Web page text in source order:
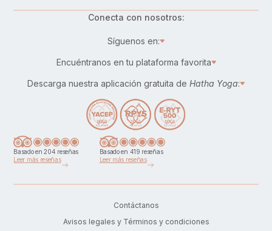
Conecta con nosotros:
Síguenos en:
Encuéntranos en tu plataforma favorita
Descarga nuestra aplicación gratuita de Hatha Yoga:
Basado en 204 reseñas
Leer más reseñas
Basado en 419 reseñas
Leer más reseñas
Contáctanos
Avisos legales y Términos y condiciones